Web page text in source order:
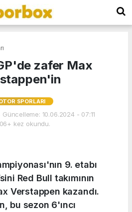
zafer Max
SPORLARI
Güncelleme: 10.06.2024 - 07:11
kez okundu.
9. etabı
Red Bull takımının
Verstappen kazandı.
bu sezon 6'ıncı